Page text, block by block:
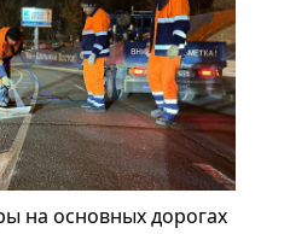
на основных дорогах